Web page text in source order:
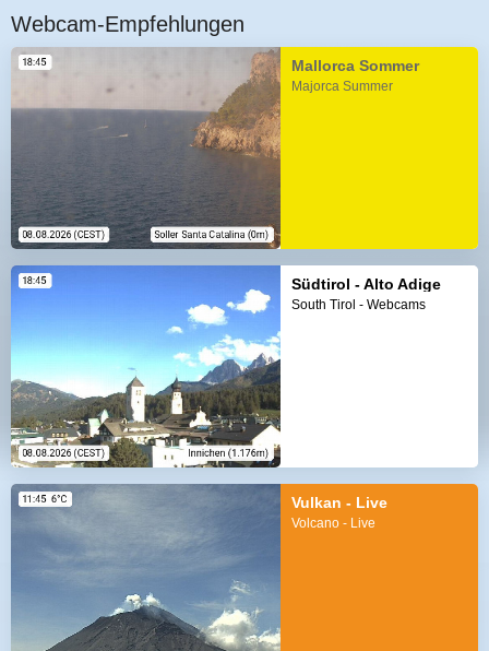
Webcam-Empfehlungen
Mallorca Sommer
Majorca Summer
Südtirol - Alto Adige
South Tirol - Webcams
Vulkan - Live
Volcano - Live